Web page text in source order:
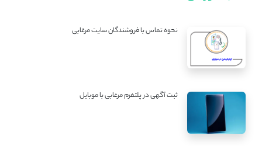
نحوه تماس با فروشندگان سایت مرغابی
ثبت آگهی در پلتفرم مرغابی با موبایل